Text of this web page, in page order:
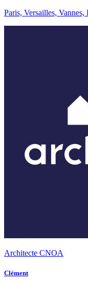
Paris, Versailles,
Architecte CNOA
Clément